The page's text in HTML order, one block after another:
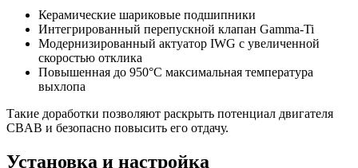
Керамические шариковые подшипники
Интегрированный перепускной клапан Gamma-Ti
Модернизированный актуатор IWG с увеличенной
скоростью отклика
Повышенная до 950°C максимальная температура
выхлопа
Такие доработки позволяют раскрыть потенциал двигателя
CBAB и безопасно повысить его отдачу.
Установка и настройка